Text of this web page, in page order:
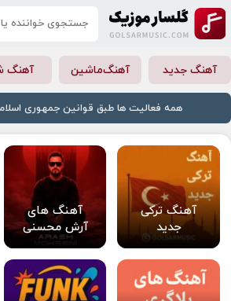
آهنگ جدید آهنگ‌ماشین آهنگ
همه فعالیت ها طبق قوانین جمهوری
آهنگ ترکی
جدید
آهنگ های
آرش محسنی